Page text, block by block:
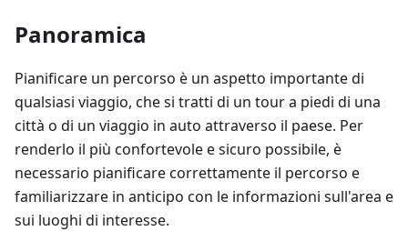
Panoramica
Pianificare un percorso è un aspetto importante di
qualsiasi viaggio, che si tratti di un tour a piedi di una
città o di un viaggio in auto attraverso il paese. Per
renderlo il più confortevole e sicuro possibile, è
necessario pianificare correttamente il percorso e
familiarizzare in anticipo con le informazioni sull'area e
sui luoghi di interesse.